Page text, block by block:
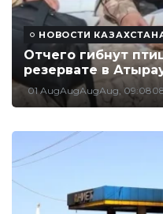
НОВОСТИ
Отчего гибнут
резервате в
01 AugAugAugAug,